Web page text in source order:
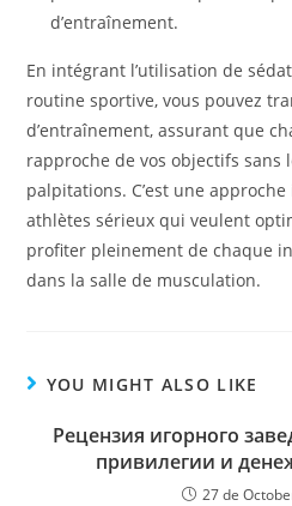
d’entraînement.
En intégrant l’utilisation de
routine sportive, vous pouvez
d’entraînement, assurant que
rapproche de vos objectifs sans
palpitations. C’est une
athlètes sérieux qui veulent
profiter pleinement de chaque
dans la salle de musculation.
YOU MIGHT ALSO LIKE
Рецензия игорного
привилегии и
27 de